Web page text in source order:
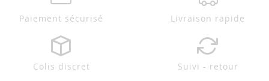
Paiement sécurisé Livraison rapide
Colis discret Suivi - retour